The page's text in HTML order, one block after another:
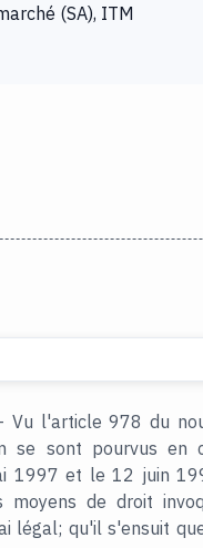
(SA), ITM
Vu l'article 978 du
se sont pourvus en
1997 et le 12 juin
moyens de droit
légal; qu'il s'ensuit